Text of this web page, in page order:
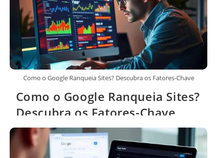
Como o Google Ranqueia Sites? Descubra os Fatores-Chave
Como o Google Ranqueia Sites?
Descubra os Fatores-Chave